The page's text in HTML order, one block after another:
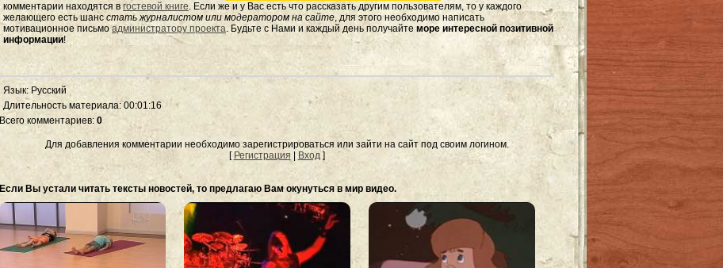
комментарии находятся в гостевой книге. Если же и у Вас есть что рассказать другим пользователям, то у каждого
желающего есть шанс стать журналистом или модератором на сайте, для этого необходимо написать
мотивационное письмоадминистратору проекта. Будьте с Нами и каждый день получайте море интересной позитивной
информации!
Язык: Русский
Длительность материала: 00:01:16
Всего комментариев: 0
Для добавления комментарии необходимо зарегистрироваться или зайти на сайт под своим логином.
[ Регистрация Вход]
Если Вы устали читать тексты новостей, то предлагаю Вам окунуться в мир видео.